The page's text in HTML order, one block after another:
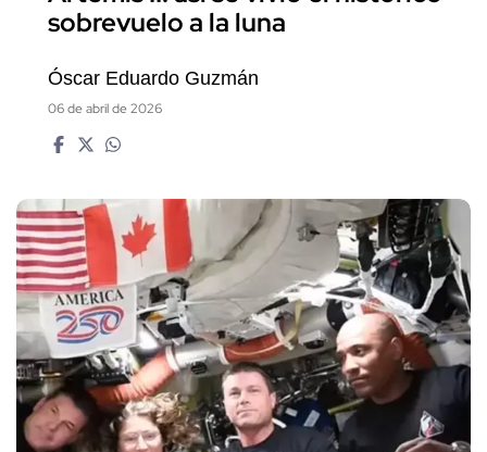
sobrevuelo a la luna
Óscar Eduardo Guzmán
06 de abril de 2026